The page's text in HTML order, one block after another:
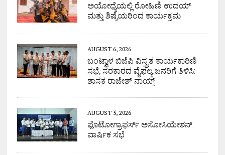
ಅಯೋಧ್ಯೆಯಲ್ಲಿ ರೋಹಿಣಿ ಉದಯ್
ಮತ್ತು ಶಿಷ್ಯೆಯರಿಂದ ಕಾರ್ಯಕ್ರಮ
AUGUST 6, 2026
ಬಂಟ್ವಾಳ ಬಿಜೆಪಿ ವಿಸ್ತ್ರತ ಕಾರ್ಯಕಾರಿಣಿ
ಸಭೆ, ಸರಕಾರದ ವೈಫಲ್ಯ ಜನರಿಗೆ ತಿಳಿಸಿ:
ಶಾಸಕ ರಾಜೇಶ್ ನಾಯ್ಕ್
AUGUST 5, 2026
ಫೊಟೋಗ್ರಾಫರ್ಸ್ ಅಸೋಸಿಯೇಶನ್
ವಾರ್ಷಿಕ ಸಭೆ